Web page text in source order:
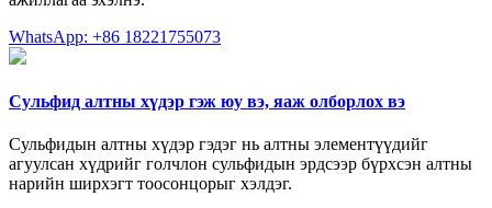
WhatsApp: +86 18221755073
Сульфид алтны хүдэр гэж юу вэ, яаж олборлох вэ
Сульфидын алтны хүдэр гэдэг нь алтны элементүүдийг
агуулсан хүдрийг голчлон сульфидын эрдсээр бүрхсэн алтны
нарийн ширхэгт тоосонцорыг хэлдэг.